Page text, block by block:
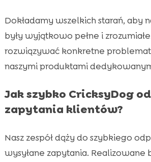
Dokładamy wszelkich starań, aby
były wyjątkowo pełne i
rozwiązywać konkretne
naszymi produktami
Jak szybko CricksyDog
zapytania klientów?
Nasz zespół dąży do szybkiego
wysyłane zapytania. Realizowane